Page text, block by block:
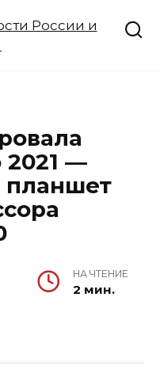
2021 —
планшет
НА ЧТЕНИЕ
2 мин.